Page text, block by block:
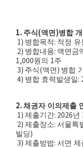
1. 주식(액면 )병합 개
1) 병합목적: 적정
2) 병합내용: 액면금
1,000원의 1주
3) 주식(액면 ) 병합
4) 병합 효력발생일:
2.채권자 이의제출
1) 제출기간: 2026년
2) 제출장소: 서울특
빌딩)
3) 제출방법: 서면 제